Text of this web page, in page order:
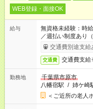
WEB登録・面接OK
給与
無資格未経験：時
／週払い制度あり
了次第のお支払い
交通費別途支給
交通費 交通費支
勤務地
千葉県市原市
八幡宿駅 / 姉ケ崎
＜ご近所の老人